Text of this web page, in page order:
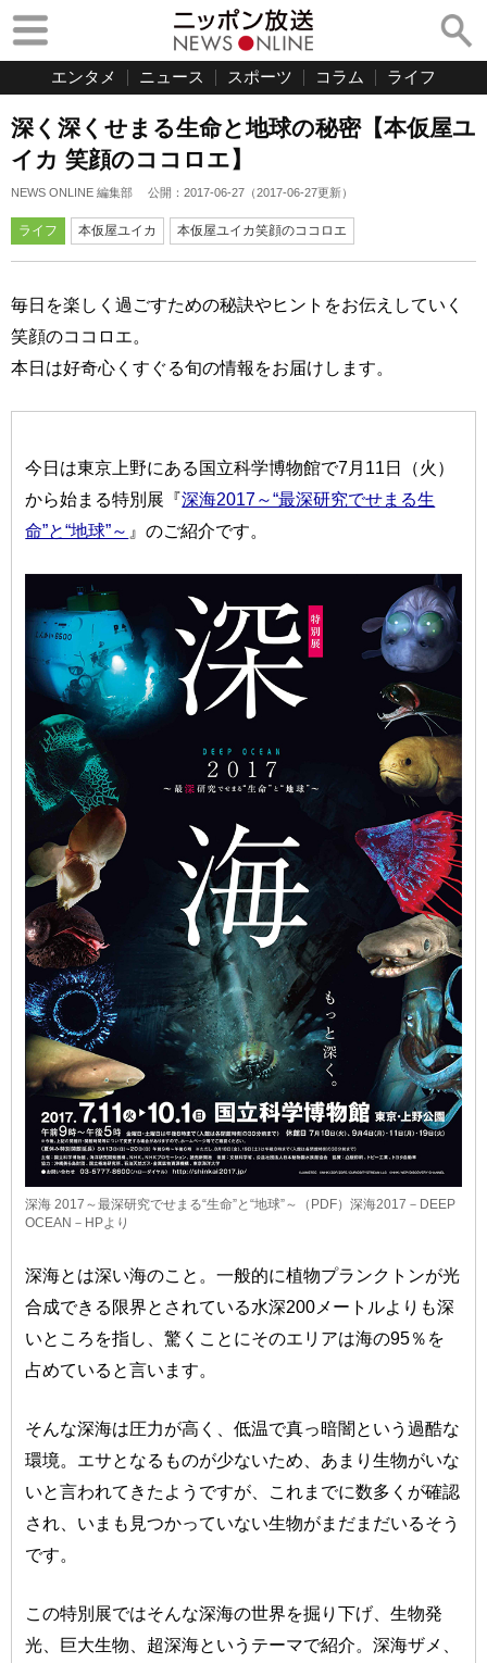
エンタメ ニュース スポーツ コラム ライフ
深く深くせまる生命と地球の秘密【本仮屋ユ
イカ 笑顔のココロエ】
NEWS ONLINE 編集部 公開： 2017-06-27 （2017-06-27更新）
ライフ 本仮屋ユイカ 本仮屋ユイカ笑顔のココロエ
毎日を楽しく過ごすための秘訣やヒントをお伝えしていく
笑顔のココロエ。
本日は好奇心くすぐる旬の情報をお届けします。
今日は東京上野にある国立科学博物館で7月11日（火）
から始まる特別展『深海2017～“最深研究でせまる生
命”と“地球”～ 』のご紹介です。
深海 2017～最深研究でせまる“生命”と“地球”～（PDF）深海2017－DEEP
OCEAN－HPより
深海とは深い海のこと。一般的に植物プランクトンが光
合成できる限界とされている水深200メートルよりも深
いところを指し、驚くことにそのエリアは海の95％を
占めていると言います。
そんな深海は圧力が高く、低温で真っ暗闇という過酷な
環境。エサとなるものが少ないため、あまり生物がいな
いと言われてきたようですが、これまでに数多くが確認
され、いまも見つかっていない生物がまだまだいるそう
です。
この特別展ではそんな深海の世界を掘り下げ、生物発
光、巨大生物、超深海というテーマで紹介。深海ザメ、